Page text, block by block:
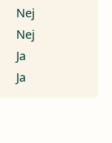
Nej
Nej
Ja
Ja